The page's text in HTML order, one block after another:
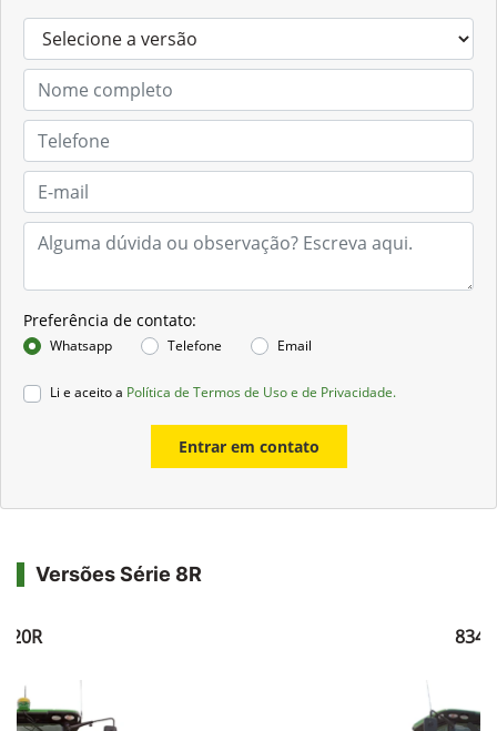
Preferência de contato:
Whatsapp Telefone Email
Li e aceito a Política de Termos de Uso e de Privacidade.
Entrar em contato
Versões Série 8R